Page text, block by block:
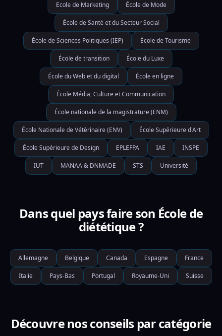
Ecole de Marketing École de Mode
École de Santé et du Secteur Social
École de Sciences Politiques (IEP) École de Tourisme
École de transition École du Luxe
École du Web et du digital École en ligne
École Média, Culture et Communication
École nationale de la magistrature (ENM)
École Nationale de Vétérinaire (ENV) École Supérieure d'Art
École Supérieure de Design EPLEFPA IAE INSPE
IUT MANAA & DNMADE STS Université
Dans quel pays faire son École de
diététique ?
Allemagne Belgique Canada Espagne France
Italie Pays-Bas Portugal Royaume-Uni Suisse
Découvre nos conseils par catégorie